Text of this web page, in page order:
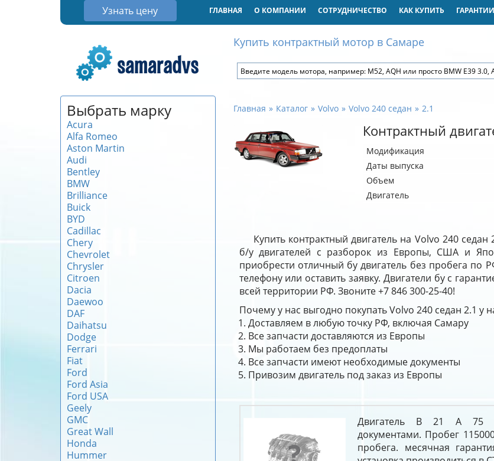
Узнать цену ГЛАВНАЯ О КОМПАНИИ СОТРУДНИЧЕСТВО КАК КУПИТЬ ГАРАНТИИ
Купить контрактный мотор в Самаре
Выбрать марку
Acura
Alfa Romeo
Aston Martin
Audi
Bentley
BMW
Brilliance
Buick
BYD
Cadillac
Chery
Chevrolet
Chrysler
Citroen
Dacia
Daewoo
DAF
Daihatsu
Dodge
Ferrari
Fiat
Ford
Ford Asia
Ford USA
Geely
GMC
Great Wall
Honda
Hummer
Главная Каталог Volvo Volvo 240 седан 2.1
Контрактный
Модификация
Даты выпуска
Объем
Двигатель
Купить контрактный двигатель на Volvo 240
б/у двигателей с разборок из Европы, США и
приобрести отличный бу двигатель без пробега
телефону или оставить заявку. Двигатели бу с
всей территории РФ. Звоните +7 846 300-25-40!
Почему у нас выгодно покупать Volvo 240 седан 2.1 у
Доставляем в любую точку РФ, включая Самару
Все запчасти доставляются из Европы
Мы работаем без предоплаты
Все запчасти имеют необходимые документы
Привозим двигатель под заказ из Европы
Двигатель B 21 A 75
документами. Пробег
пробега. месячная